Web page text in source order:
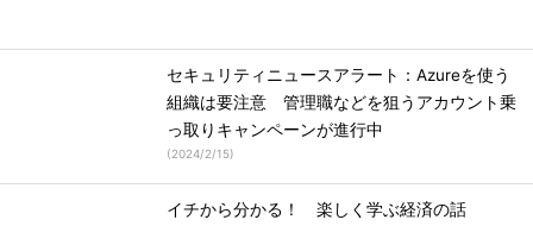
セキュリティニュースアラート：Azureを使う
組織は要注意 管理職などを狙うアカウント乗
っ取りキャンペーンが進行中
(2024/2/15)
イチから分かる！ 楽しく学ぶ経済の話